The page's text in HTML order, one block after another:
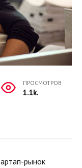
ПРОСМОТРОВ
1.1k.
рынок